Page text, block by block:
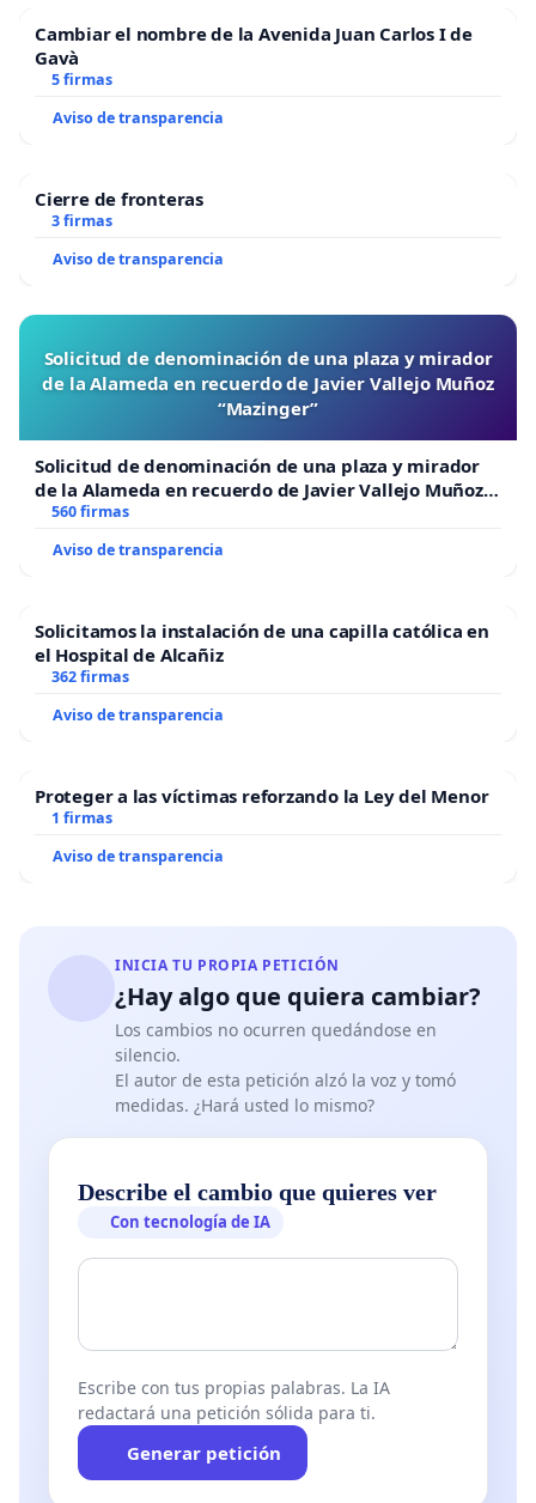
adicciones:
Estudios recientes muestran que más del 80% de
las madres sufren algún grado de trastorno
y presión social.
Proponemos ofrecer como primera línea de
atención vías naturales, terapias nutricionales y
programas reales de desintoxicación acompañada,
para facilitar la recuperación integral del núcleo
familiar.
✊ Nuestra petición es clara:
escuchar a la familia, sin considerar alternativas.
traumáticas en los niños.
Queremos un sistema justo, equilibrado y humano.
Tu firma cuenta. Tu voz importa.
Firma ahora y comparte.
Cambiar el nombre de la Avenida Juan Carlos I de
Gavà
5 firmas
Aviso de transparencia
Cierre de fronteras
3 firmas
Aviso de transparencia
Solicitud de denominación de una plaza y mirador
de la Alameda en recuerdo de Javier Vallejo Muñoz
“Mazinger”
Solicitud de denominación de una plaza y mirador
de la Alameda en recuerdo de Javier Vallejo Muñoz
“Mazinger”
560 firmas
Aviso de transparencia
Solicitamos la instalación de una capilla católica en
el Hospital de Alcañiz
362 firmas
Aviso de transparencia
Proteger a las víctimas reforzando la Ley del Menor
1 firmas
Aviso de transparencia
INICIA TU PROPIA PETICIÓN
¿Hay algo que quiera cambiar?
Los cambios no ocurren quedándose en
silencio.
El autor de esta petición alzó la voz y tomó
medidas. ¿Hará usted lo mismo?
Describe el cambio que quieres ver
Con tecnología de IA
Escribe con tus propias palabras. La IA
redactará una petición sólida para ti.
Generar petición